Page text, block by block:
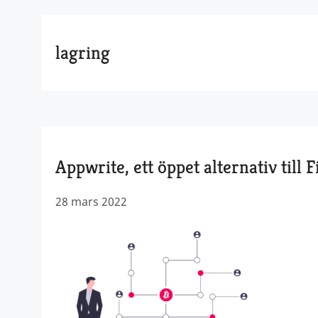
lagring
Appwrite, ett öppet alternativ till
28 mars 2022